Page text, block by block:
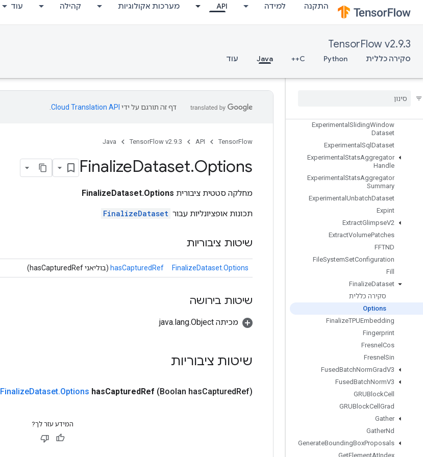
התקנה למידה API מערכות אקולוגיות קהילה עוד
TensorFlow v2.9.3
סקירה כללית Python
C++
Java עוד
ExperimentalMatchingFilesDatase
t
ExperimentalMaxIntraOpParallelis
ExperimentalParseExampleDataset
ExperimentalPrivateThreadPoolDa
ExperimentalRandomDataset
Experimental SlidingWindow
Dataset
Experimental Sql Dataset
Experimental StatsAggregator
Handle
Experimental StatsAggregator
Summary
Experimental UnbatchDataset
Expint
ExtractGlimpseV2
ExtractVolumePatches
FFTND
FileSystemSetConfiguration
Fill
FinalizeDataset
סקירה כללית
Options
FinalizeTPUEmbedding
Fingerprint
Fresnel Cos
Fresnel Sin
FusedBatchNormGradV3
FusedBatchNormV3
GRUBlockCell
GRUBlockCell Grad
Gather
GatherNd
GenerateBoundingBoxProposals
GetElementAtIndex
דף זה תורגם על ידי Cloud Translation API
TensorFlow
API
TensorFlow v2.9.3
Java
FinalizeDataset.Options
מחלקה סטטית ציבורית FinalizeDataset.Options
תכונות אופציונליות עבור FinalizeDataset
שיטות ציבוריות
FinalizeDataset.Options
hasCapturedRef (בוליאני hasCapturedRef)
שיטות בירושה
מכיתה java.lang.Object
שיטות ציבוריות
FinalizeDataset.Options hasCapturedRef (Boolan hasCapturedRef)
המידע עזר לך?